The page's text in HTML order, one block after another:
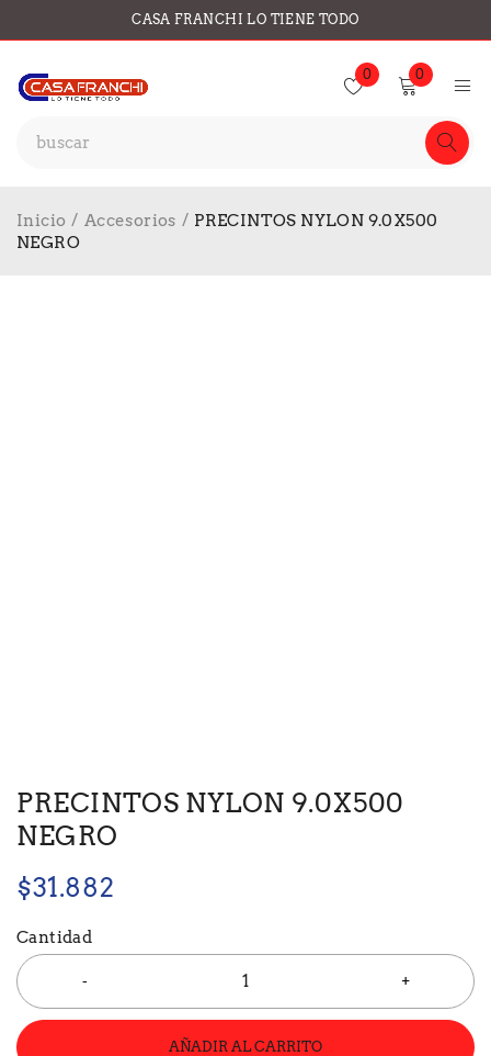
CASA FRANCHI LO TIENE TODO
0 0
Inicio / Accesorios / PRECINTOS NYLON 9.0X500
NEGRO
PRECINTOS NYLON 9.0X500
NEGRO
$31.882
Cantidad
AÑADIR AL CARRITO